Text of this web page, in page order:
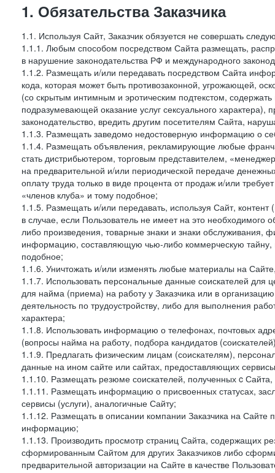
1. Обязательства Заказчика
1.1. Используя Сайт, Заказчик обязуется не совершать
1.1.1. Любым способом посредством Сайта размещать,
в нарушение законодательства РФ и международного
1.1.2. Размещать и/или передавать посредством Сайта
кода, которая может быть противозаконной, угрожающей,
(со скрытым интимным и эротическим подтекстом,
подразумевающей оказание услуг сексуального
законодательство, вредить другим посетителям Сайта,
1.1.3. Размещать заведомо недостоверную информацию о
1.1.4. Размещать объявления, рекламирующие любые
стать дистрибьютером, торговым представителем,
на предварительной и/или периодической передаче
оплату труда только в виде процента от продаж и/или
«членов клуба» и тому подобное;
1.1.5. Размещать и/или передавать, используя Сайт,
в случае, если Пользователь не имеет на это
либо произведения, товарные знаки и знаки
информацию, составляющую чью-либо коммерческую тайну,
подобное;
1.1.6. Уничтожать и/или изменять любые материалы на
1.1.7. Использовать персональные данные соискателей для
для найма (приема) на работу у Заказчика или в
деятельность по трудоустройству, либо для выполнения
характера;
1.1.8. Использовать информацию о телефонах, почтовых
(вопросы найма на работу, подбора кандидатов
1.1.9. Предлагать физическим лицам (соискателям),
данные на ином сайте или сайтах, предоставляющих
1.1.10. Размещать резюме соискателей, полученных c
1.1.11. Размещать информацию о присвоенных статусах,
сервисы (услуги), аналогичные Сайту;
1.1.12. Размещать в описании компании Заказчика на Сайте
информацию;
1.1.13. Производить просмотр страниц Сайта, содержащих
сформированным Сайтом для других Заказчиков либо
предварительной авторизации на Сайте в качестве